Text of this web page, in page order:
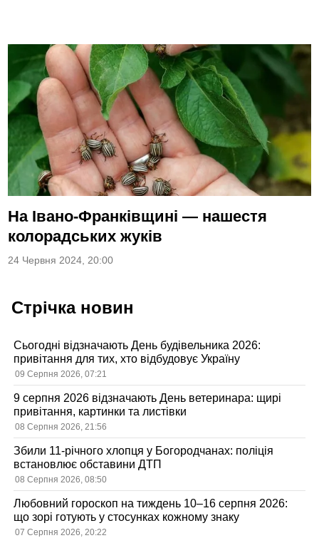
На Івано-Франківщині — нашестя
колорадських жуків
24 Червня 2024, 20:00
Стрічка новин
Сьогодні відзначають День будівельника 2026:
привітання для тих, хто відбудовує Україну
09 Серпня 2026, 07:21
9 серпня 2026 відзначають День ветеринара: щирі
привітання, картинки та листівки
08 Серпня 2026, 21:56
Збили 11-річного хлопця у Богородчанах: поліція
встановлює обставини ДТП
08 Серпня 2026, 08:50
Любовний гороскоп на тиждень 10–16 серпня 2026:
що зорі готують у стосунках кожному знаку
07 Серпня 2026, 20:22